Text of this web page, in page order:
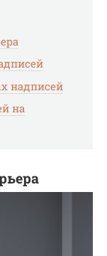
надписей
на